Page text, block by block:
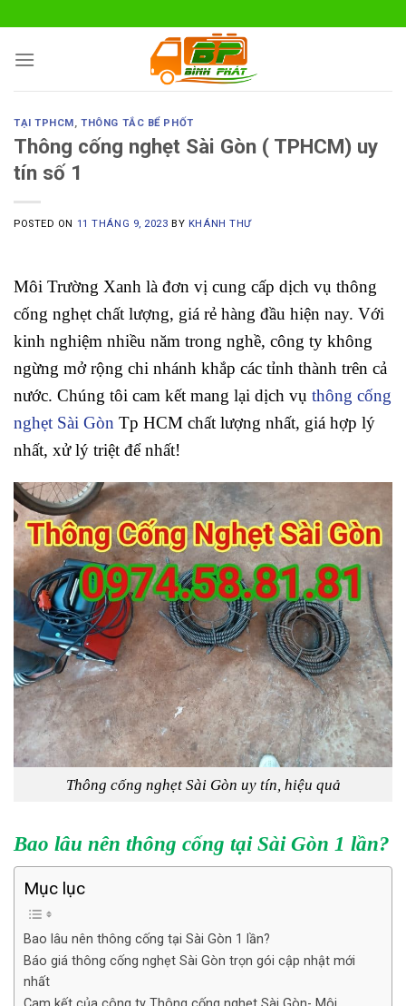
to
content
TẠI TPHCM,THÔNG TẮC BỂ PHỐT
Thông cống nghẹt Sài Gòn ( TPHCM) uy
tín số 1
POSTED ON 11 THÁNG 9, 2023 BY KHÁNH THƯ
Môi Trường Xanh là đơn vị cung cấp dịch vụ thông
cống nghẹt chất lượng, giá rẻ hàng đầu hiện nay. Với
kinh nghiệm nhiều năm trong nghề, công ty không
ngừng mở rộng chi nhánh khắp các tỉnh thành trên cả
nước. Chúng tôi cam kết mang lại dịch vụ thông cống
nghẹt Sài Gòn Tp HCM chất lượng nhất, giá hợp lý
nhất, xử lý triệt để nhất!
Thông cống nghẹt Sài Gòn uy tín, hiệu quả
Bao lâu nên thông cống tại Sài Gòn 1 lần?
Mục lục
Bao lâu nên thông cống tại Sài Gòn 1 lần?
Báo giá thông cống nghẹt Sài Gòn trọn gói cập nhật mới
nhất